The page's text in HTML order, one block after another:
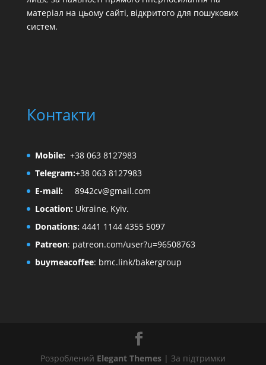
матеріал на цьому сайті, відкритого для пошукових
систем.
Контакти
Mobile: +38 063 8127983
Telegram:+38 063 8127983
E-mail:
8942cv@gmail.com
Location:Ukraine, Kyiv.
Donations:4441 1144 4355 5097
Patreon: patreon.com/user?u=96508763
buymeacoffee: bmc.link/bakergroup
Розроблений Elegant Themes| За підтримки